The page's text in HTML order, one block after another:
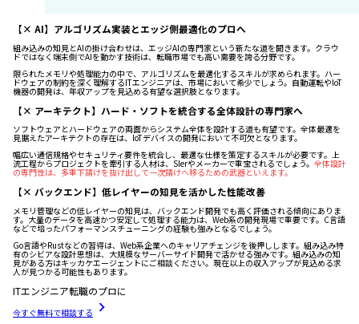
【× AI】アルゴリズム実装とエッジ側最適化のプロへ
組み込みの知見とAIの掛け合わせは、エッジAIの専門家という新たな道を開きます。クラウ
ドではなく端末側でAIを動かす技術は、転職市場でも高い需要を誇る分野です。
限られたメモリや処理能力の中で、アルゴリズムを最適化するスキルが求められます。ハー
ドウェアの制約を深く理解するITエンジニアは、市場において希少でしょう。自動運転やIoT
機器の開発は、年収アップを見込める有望な選択肢となります。
【× アーキテクト】ハード・ソフトを統合する全体設計の専門家へ
ソフトウェアとハードウェアの両面からシステム全体を設計する道も有望です。全体最適を
見据えたアーキテクトの存在は、IoTデバイスの開発において不可欠となります。
幅広い通信規格やセキュリティ要件を統合し、最適な仕様を策定するスキルが必要です。上
流工程からプロジェクトを牽引する人材は、SIerやメーカーで重宝されるでしょう。 全体設計
の専門性は、多重下請けを抜け出して一次請けへ移るための武器といえます。
【× バックエンド】低レイヤーの知見を活かした性能改善
メモリ管理などの低レイヤーの知見は、バックエンド開発でも高く評価される傾向にありま
す。大量のデータを高速かつ安定して処理する能力は、Web系の開発現場で重要です。C言語
などで培ったパフォーマンスチューニングの経験も強みとなるでしょう。
Go言語やRustなどの習得は、Web系企業へのキャリアチェンジを後押しします。組み込み特
有のシビアな設計思想は、大規模なサーバーサイド開発で活かせる強みです。組み込みの知
見がある方はキッカケエージェントにご相談ください。現在以上の収入アップが見込める求
人が見つかる可能性もあります。
ITエンジニア転職のプロに
今すぐ無料で相談する